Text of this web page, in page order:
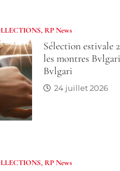
, RP News
Sélection estivale
les montres Bvlgari
Bvlgari
24 juillet 2026
, RP News